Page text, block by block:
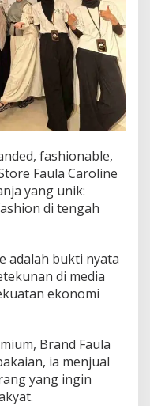
fashionable,
Faula Caroline
yang unik:
di tengah
adalah bukti nyata
di media
ekonomi
Brand Faula
ia menjual
yang ingin